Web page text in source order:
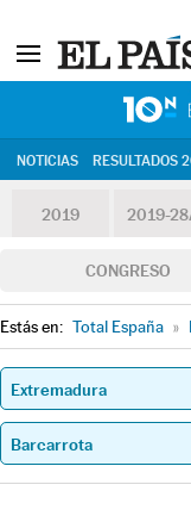
NOTICIAS RESULTADOS
2019 2019-
CONGRESO
Estás en: Total España »